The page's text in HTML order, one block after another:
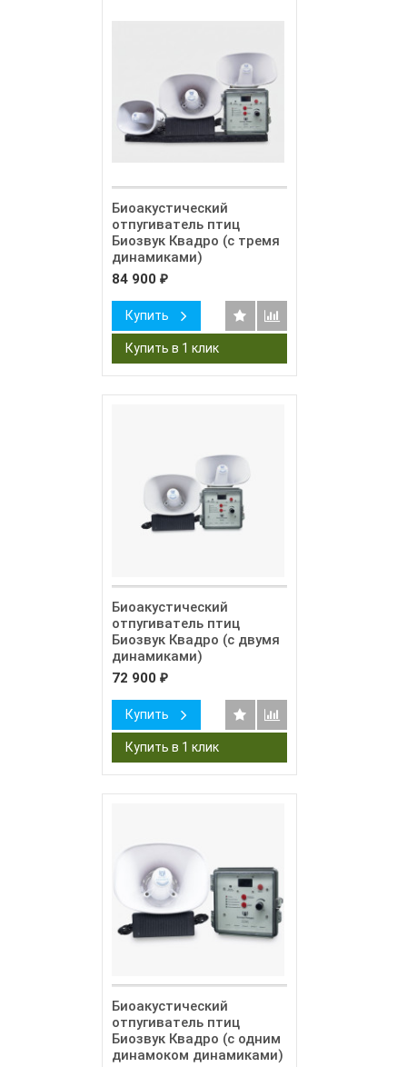
Биоакустический
отпугиватель птиц
Биозвук Квадро (с тремя
динамиками)
84 900 ₽
Купить
Биоакустический
отпугиватель птиц
Биозвук Квадро (с двумя
динамиками)
72 900 ₽
Купить
Биоакустический
отпугиватель птиц
Биозвук Квадро (с одним
динамоком динамиками)